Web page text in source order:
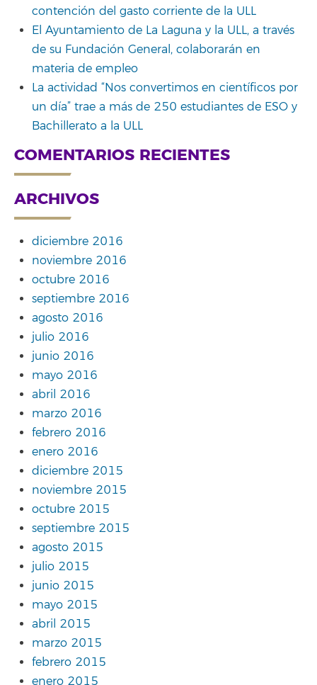
contención del gasto corriente de la ULL
El Ayuntamiento de La Laguna y la ULL, a través
de su Fundación General, colaborarán en
materia de empleo
La actividad “Nos convertimos en científicos por
un día” trae a más de 250 estudiantes de ESO y
Bachillerato a la ULL
COMENTARIOS RECIENTES
ARCHIVOS
diciembre 2016
noviembre 2016
octubre 2016
septiembre 2016
agosto 2016
julio 2016
junio 2016
mayo 2016
abril 2016
marzo 2016
febrero 2016
enero 2016
diciembre 2015
noviembre 2015
octubre 2015
septiembre 2015
agosto 2015
julio 2015
junio 2015
mayo 2015
abril 2015
marzo 2015
febrero 2015
enero 2015